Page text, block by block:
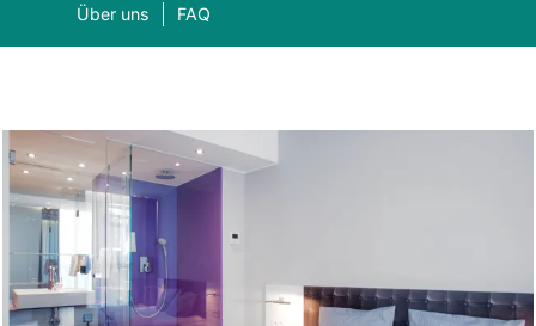
Über uns FAQ
Was suchen Sie?